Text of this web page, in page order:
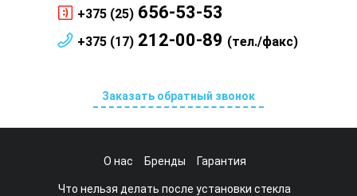
+375 (25) 656-53-53
+375 (17) 212-00-89 (тел./факс)
Заказать обратный звонок
О нас Бренды Гарантия
Что нельзя делать после установки стекла